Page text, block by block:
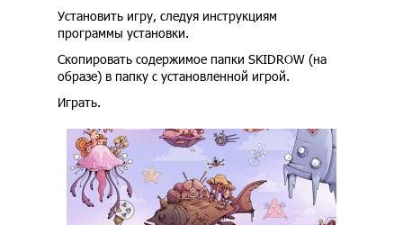
Установить игру, следуя инструкциям
программы установки.
Скопировать содержимое папки SKIDROW (на
образе) в папку с установленной игрой.
Играть.